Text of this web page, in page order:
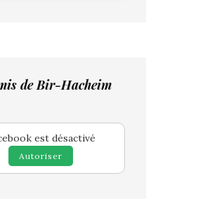
de Bir-Hacheim
est désactivé
Autoriser